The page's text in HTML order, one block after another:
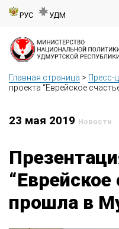
РУС УДМ
Главная страница > Пресс-
проекта “Еврейское
23 мая 2019 Новости
“Еврейское
прошла в